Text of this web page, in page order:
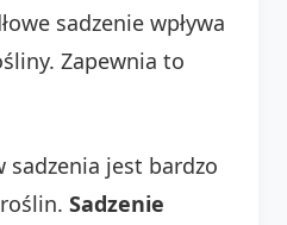
sadzenie wpływa
Zapewnia to
sadzenia jest bardzo
Sadzenie